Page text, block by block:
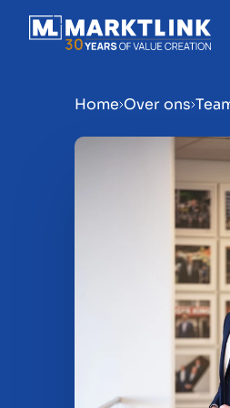
Menu
Bedrijf
Bedrijf
Bedrijf
Home Over ons